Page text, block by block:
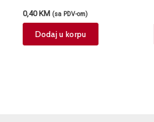
0,40 KM (sa PDV-om)
Dodaj u korpu